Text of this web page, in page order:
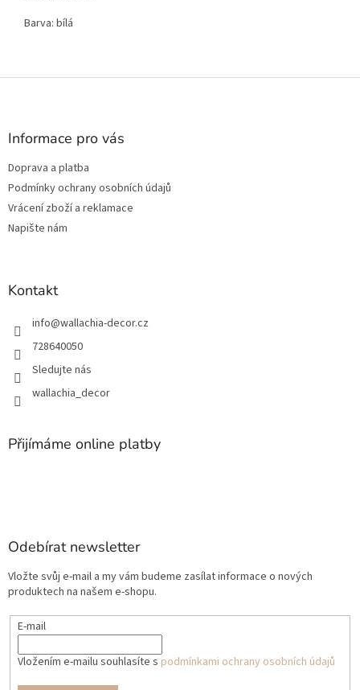
Barva: bílá
Z
Informace pro vás
Doprava a platba
Podmínky ochrany osobních údajů
Vrácení zboží a reklamace
Napište nám
Kontakt
info@wallachia-decor.cz
728640050
Sledujte nás
wallachia_decor
Přijímáme online platby
Odebírat newsletter
Vložte svůj e-mail a my vám budeme zasílat informace o nových
produktech na našem e-shopu.
E-mail
Vložením e-mailu souhlasíte s podmínkami ochrany osobních údajů